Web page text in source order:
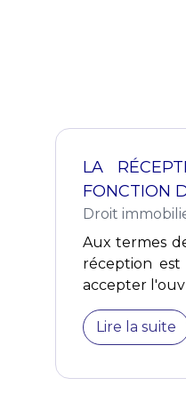
LA
FONCTION
Droit
Aux termes
réception
accepter
Lire la suite